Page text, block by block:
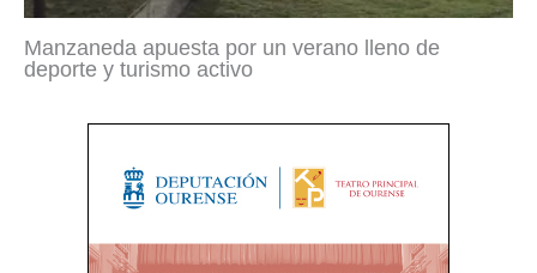
Manzaneda apuesta por un verano lleno de
deporte y turismo activo